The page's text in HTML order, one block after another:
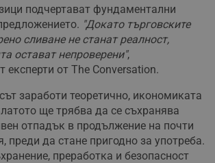
подчертават фундаментални
"Докато търговските
сливане не станат реалност,
остават непроверени",
експерти от The Conversation.
заработи теоретично, икономиката
ще трябва да се съхранява
отпадък в продължение на почти
преди да стане пригодно за употреба.
преработка и безопасност